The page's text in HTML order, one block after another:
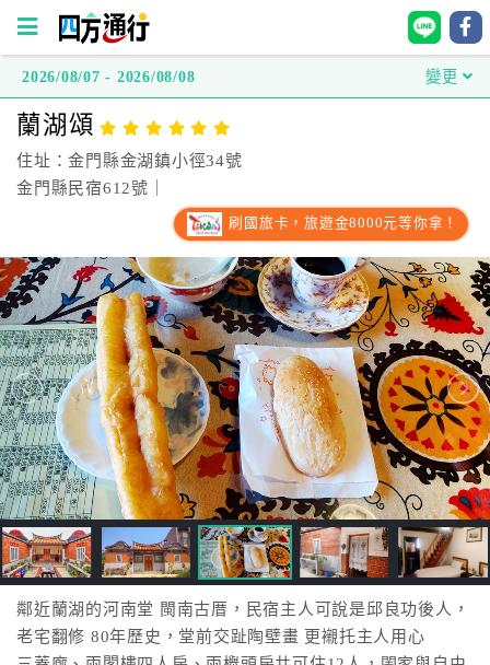
方
通
行
台
灣
訂
房
直
接
跟
飯
店
訂
房
HOT
2026/08/07 - 2026/08/08 變更
蘭湖頌
住址：金門縣金湖鎮小徑34號
金門縣民宿612號｜
刷國旅卡，旅遊金8000元等你拿！
鄰近蘭湖的河南堂 閩南古厝，民宿主人可說是邱良功後人，
老宅翻修 80年歷史，堂前交趾陶壁畫 更襯托主人用心